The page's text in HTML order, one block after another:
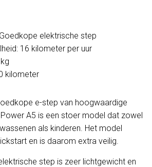
16 kilometer per uur
kilometer
e-step van hoogwaardige
A5 is een stoer model dat zowel
als kinderen. Het model
en is daarom extra veilig.
step is zeer lichtgewicht en